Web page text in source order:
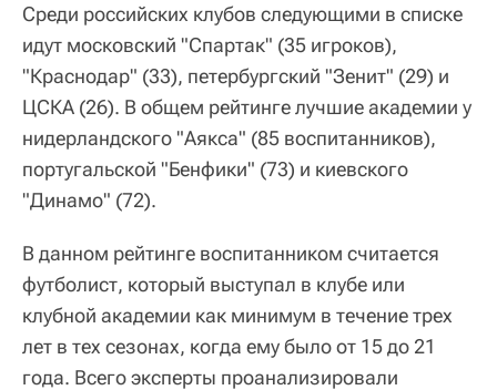
Среди российских клубов следующими в списке
идут московский "Спартак" (35 игроков),
"Краснодар" (33), петербургский "Зенит" (29) и
ЦСКА (26). В общем рейтинге лучшие академии у
нидерландского "Аякса" (85 воспитанников),
португальской "Бенфики" (73) и киевского
"Динамо" (72).
В данном рейтинге воспитанником считается
футболист, который выступал в клубе или
клубной академии как минимум в течение трех
лет в тех сезонах, когда ему было от 15 до 21
года. Всего эксперты проанализировали